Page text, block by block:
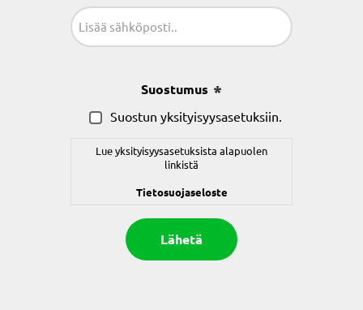
Suostumus
Suostun yksityisyysasetuksiin.
Lue yksityisyysasetuksista alapuolen
linkistä
Tietosuojaseloste